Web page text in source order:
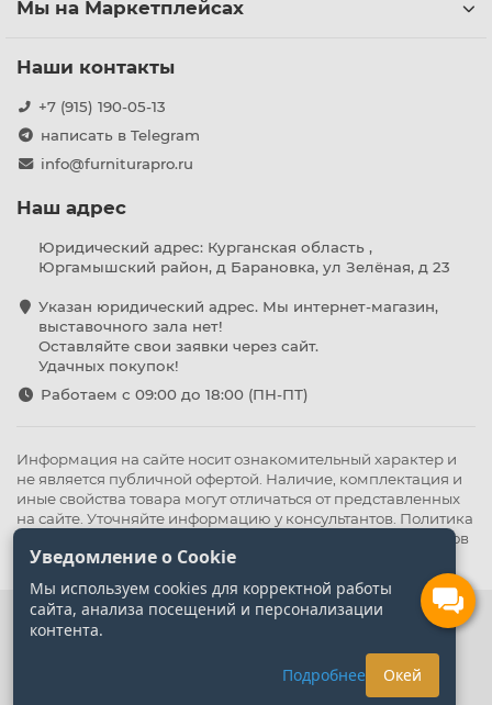
Мы на Маркетплейсах
Наши контакты
+7 (915) 190-05-13
написать в Telegram
info@furniturapro.ru
Наш адрес
Юридический адрес: Курганская область ,
Юргамышский район, д Барановка, ул Зелёная, д 23
Указан юридический адрес. Мы интернет-магазин,
выставочного зала нет!
Оставляйте свои заявки через сайт.
Удачных покупок!
Работаем с 09:00 до 18:00 (ПН-ПТ)
Информация на сайте носит ознакомительный характер и
не является публичной офертой. Наличие, комплектация и
иные свойства товара могут отличаться от представленных
на сайте. Уточняйте информацию у консультантов. Политика
Политика обработки файлов
cookie
Уведомление о Cookie
Мы используем cookies для корректной работы
сайта, анализа посещений и персонализации
контента.
Подробнее Окей